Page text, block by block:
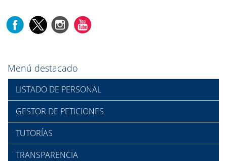
Menú destacado
LISTADO DE PERSONAL
GESTOR DE PETICIONES
TUTORÍAS
TRANSPARENCIA